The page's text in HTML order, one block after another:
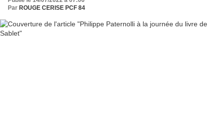
Par ROUGE CERISE PCF 84